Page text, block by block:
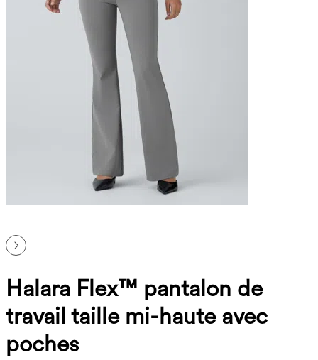
Halara Flex™ pantalon de
travail taille mi-haute avec
poches